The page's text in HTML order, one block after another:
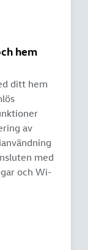
hem
ditt hem
av
med
och Wi-